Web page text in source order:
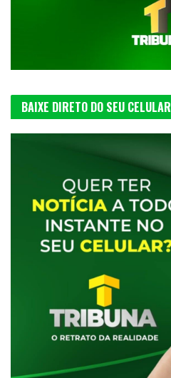
BAIXE DIRETO DO SEU CELULAR